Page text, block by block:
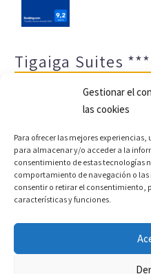
Gestionar el
las cookies
Para ofrecer las mejores
para almacenar y/o acceder a la
consentimiento de estas tecnologías
comportamiento de navegación o las
consentir o retirar el consentimiento,
características y funciones.
Tigaiga Suites
Aviso legal y política de
Cookies
Sitemap